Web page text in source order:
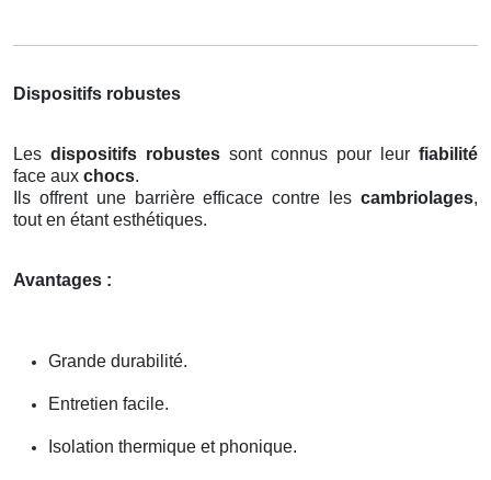
Dispositifs robustes
Les dispositifs robustes sont connus pour leur fiabilité
face aux chocs.
Ils offrent une barrière efficace contre les cambriolages,
tout en étant esthétiques.
Avantages :
Grande durabilité.
Entretien facile.
Isolation thermique et phonique.